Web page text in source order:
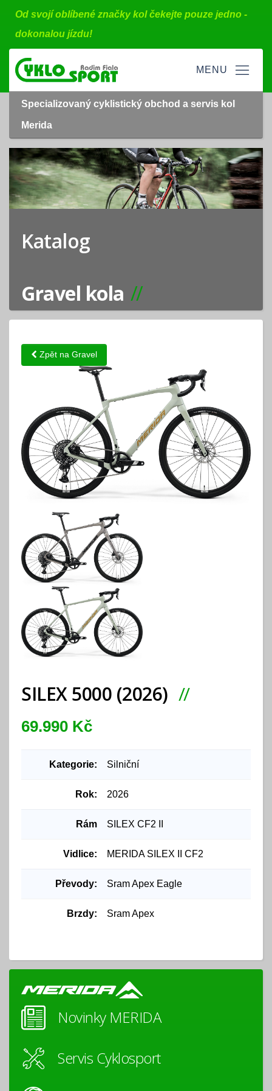
Od svojí oblíbené značky kol čekejte pouze jedno -
dokonalou jízdu!
Specializovaný cyklistický obchod a servis kol
Merida
Katalog
Gravel kola
Zpět na Gravel
SILEX 5000 (2026)
69.990 Kč
Kategorie: Silniční
Rok: 2026
Rám SILEX CF2 II
Vidlice: MERIDA SILEX II CF2
Převody: Sram Apex Eagle
Brzdy: Sram Apex
Novinky MERIDA
Servis Cyklosport